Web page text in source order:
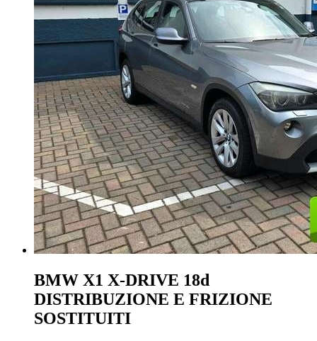
BMW X1 X-DRIVE 18d
DISTRIBUZIONE E FRIZIONE
SOSTITUITI